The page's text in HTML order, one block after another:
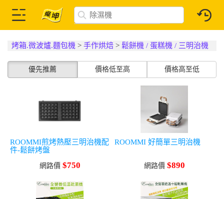
烤箱.微波爐.麵包機 >手作烘焙 >鬆餅機 / 蛋糕機 / 三明治機
優先推薦 價格低至高 價格高至低
ROOMMI煎烤熱壓三明治機配
件-鬆餅烤盤
網路價 $750
ROOMMI 好簡單三明治機
網路價 $890